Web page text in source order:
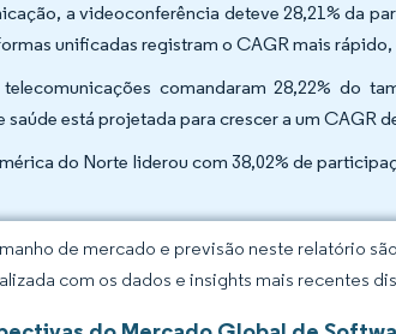
a videoconferência deteve 28,21% da
unificadas registram o CAGR mais rápido,
comandaram 28,22% do
saúde está projetada para crescer a um CAGR
do Norte liderou com 38,02% de
de mercado e previsão neste relatório
com os dados e insights mais recentes